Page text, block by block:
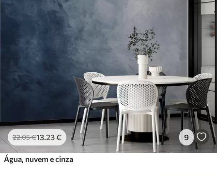
22.05€13 .23€ 9
Água, nuvem e cinza